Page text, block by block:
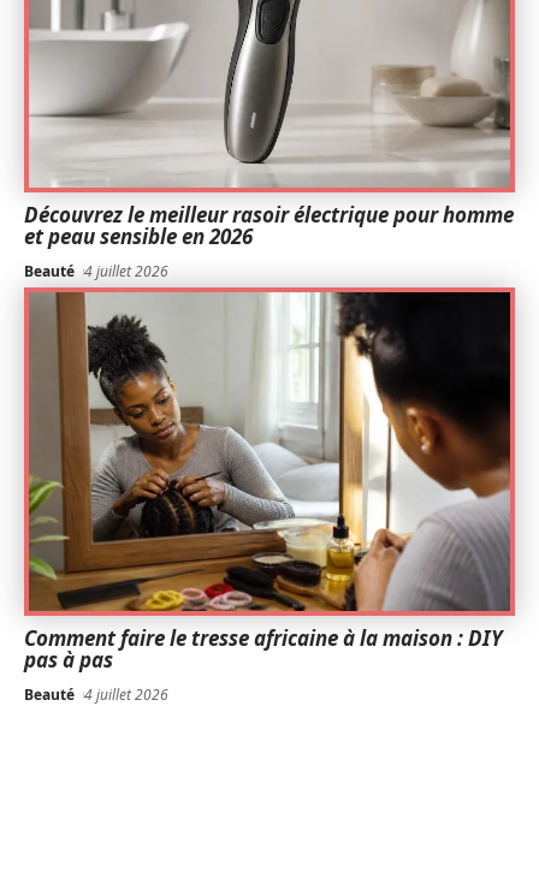
Découvrez le meilleur rasoir électrique pour homme
et peau sensible en 2026
Beauté 4 juillet 2026
Comment faire le tresse africaine à la maison : DIY
pas à pas
Beauté 4 juillet 2026